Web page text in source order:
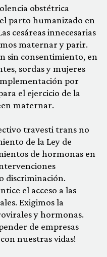
obstétrica
parto humanizado en
cesáreas innecesarias
maternar y parir.
sin consentimiento, en
sordas y mujeres
por
el ejercicio de la
maternar.
travesti trans no
de la Ley de
de hormonas en
discriminación.
el acceso a las
Exigimos la
y hormonas.
de empresas
nuestras vidas!